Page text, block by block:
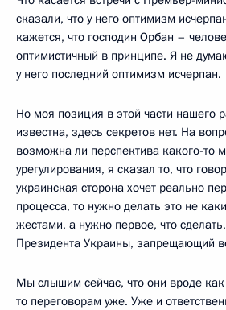
сказали, что у него оптимизм
кажется, что господин Орбан –
оптимистичный в принципе. Я не
у него последний оптимизм исчерпан.
Но моя позиция в этой части нашего
известна, здесь секретов нет. На
возможна ли перспектива какого-то
урегулирования, я сказал то, что
украинская сторона хочет реально
процесса, то нужно делать это не
жестами, а нужно первое, что
Президента Украины, запрещающий
Мы слышим сейчас, что они вроде
то переговорам уже. Уже и